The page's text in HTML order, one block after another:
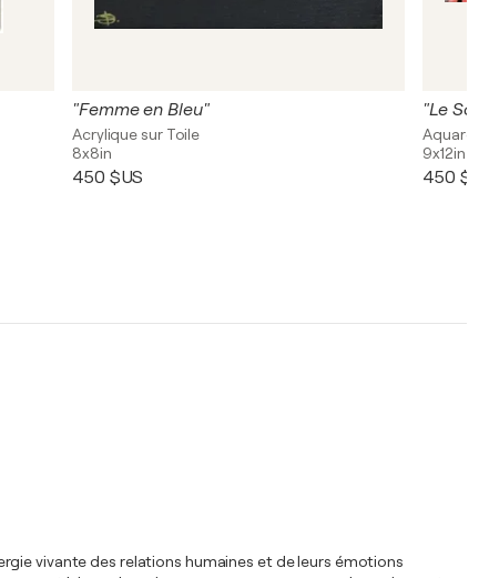
"Femme en Bleu"
Acrylique sur Toile
8x8in
450 $US
"Le
9x12in
450
vivante des relations humaines et de leurs émotions